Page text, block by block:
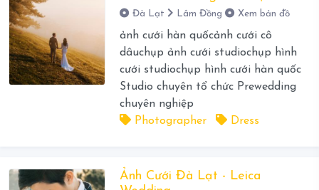
Đà Lạt Lâm Đồng Xem bản đồ
ảnh cưới hàn quốcảnh cưới cô
dâuchụp ảnh cưới studiochụp hình
cưới studiochụp hình cưới hàn quốc
Studio chuyên tổ chức Prewedding
chuyên nghiệp
Photographer
Dress
Ảnh Cưới Đà Lạt - Leica